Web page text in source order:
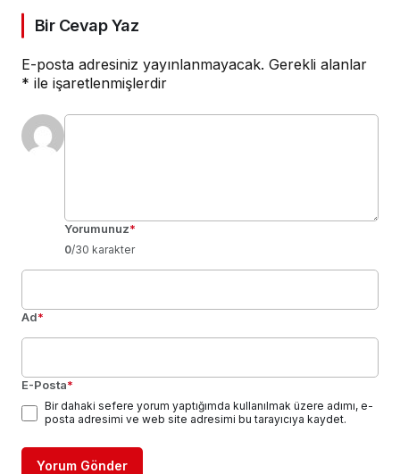
Bir Cevap Yaz
E-posta adresiniz yayınlanmayacak. Gerekli alanlar
* ile işaretlenmişlerdir
Yorumunuz*
0/30 karakter
Ad*
E-Posta*
Bir dahaki sefere yorum yaptığımda kullanılmak üzere adımı, e-
posta adresimi ve web site adresimi bu tarayıcıya kaydet.
Yorum Gönder